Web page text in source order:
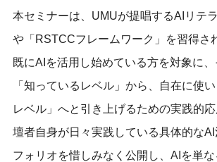
本セミナーは、UMUが提唱するAIリテ
や「RSTCCフレームワーク」を習得さ
既にAIを活用し始めている方を対象に
「知っているレベル」から、自在に使
レベル」へと引き上げるための実践的
壇者自身が日々実践している具体的なAI
フォリオを惜しみなく公開し、AIを単な